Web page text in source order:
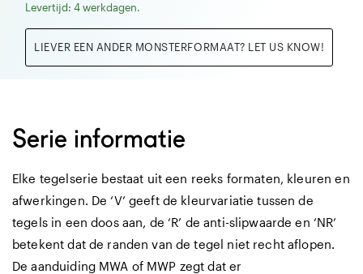
Levertijd: 4 werkdagen.
LIEVER EEN ANDER MONSTERFORMAAT? LET US KNOW!
Serie informatie
Elke tegelserie bestaat uit een reeks formaten, kleuren en
afwerkingen. De ‘V’ geeft de kleurvariatie tussen de
tegels in een doos aan, de ‘R’ de anti-slipwaarde en ‘NR’
betekent dat de randen van de tegel niet recht aflopen.
De aanduiding MWA of MWP zegt dat er